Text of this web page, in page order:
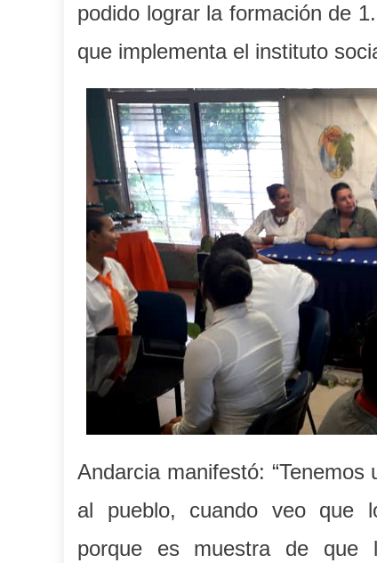
podido lograr la formación de
que implementa el instituto
Andarcia manifestó:
al pueblo, cuando veo que
porque es muestra de que